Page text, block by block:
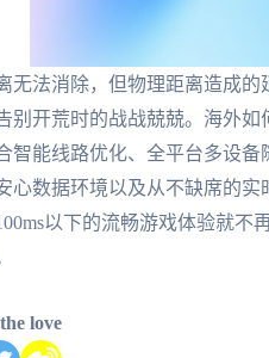
无法消除，但物理距离造成的
别开荒时的战战兢兢。海外
智能线路优化、全平台多设
心数据环境以及从不缺席的
以下的流畅游戏体验就不
love